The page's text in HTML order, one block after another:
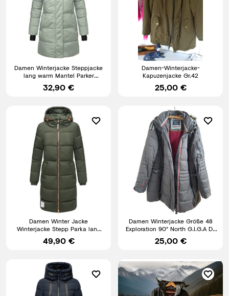
Damen Winterjacke Steppjacke
lang warm Mantel Parker
Smokey Mint XL L42 B-91
32,90 €
Damen-Winterjacke-
Kapuzenjacke Gr.42
25,00 €
Damen Winter Jacke
Winterjacke Stepp Parka lang
Dark Olive M T775 B-41
49,90 €
Damen Winterjacke Größe 48
Exploration 90° North G.I.G.A DX
by Killtec
25,00 €